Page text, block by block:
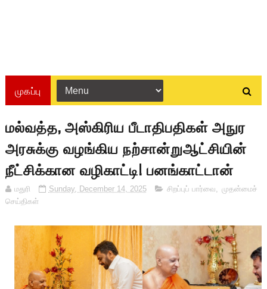
முகப்பு
மல்வத்த, அஸ்கிரிய பீடாதிபதிகள் அநுர
அரசுக்கு வழங்கிய நற்சான்றுஆட்சியின்
நீட்சிக்கான வழிகாட்டி! பனங்காட்டான்
மதுரி Sunday, December 14, 2025 சிறப்புப் பார்வை, முதன்மைச்
செய்திகள்